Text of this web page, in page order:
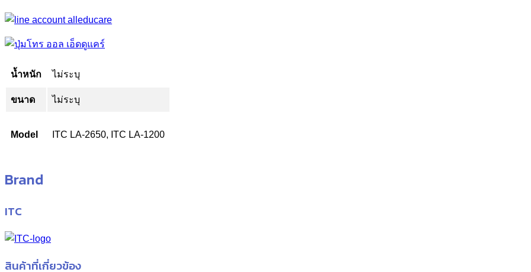
น้ำหนัก ไม่ระบุ
ขนาด ไม่ระบุ
Model ITC LA-2650, ITC LA-1200
Brand
ITC
สินค้าที่เกี่ยวข้อง